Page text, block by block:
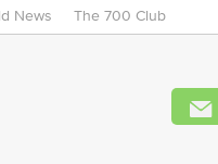
Skip
News The 700 Club